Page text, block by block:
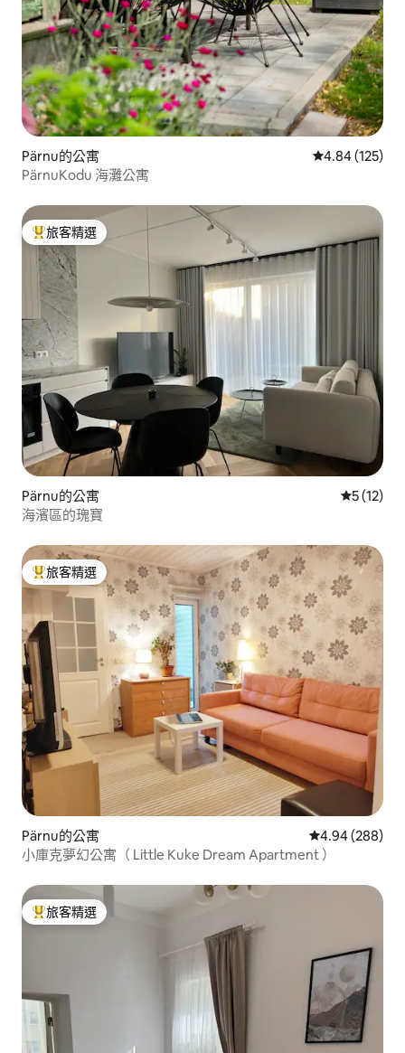
Pärnu的公寓 從 125 則評價
4.84 (125)
PärnuKodu 海灘公寓
旅客精選榜首
旅客精選
Pärnu的公寓 從 12 則
5 (12)
海濱區的瑰寶
旅客精選榜首
旅客精選
Pärnu的公寓 從 288 則評價
4.94 (288)
小庫克夢幻公寓（ Little Kuke Dream Apartment ）
旅客精選榜首
旅客精選